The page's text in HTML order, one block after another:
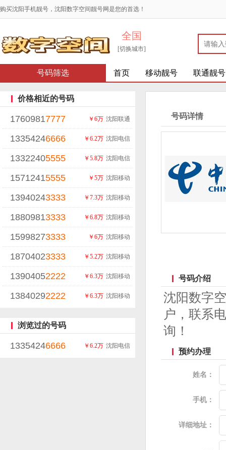
购买沈阳手机靓号，沈阳数字空间靓号网是您的首选！
全国
[切换城市]
号码筛选 首页 移动靓号 联通靓号
价格相近的号码
17609817777 沈阳联通
￥6万
13354246666 沈阳电信
￥6.2万
13322405555 沈阳电信
￥5.8万
15712415555 沈阳移动
￥5万
13940243333 沈阳移动
￥7.3万
18809813333 沈阳移动
￥6.8万
15998273333 沈阳移动
￥6万
18704023333 沈阳移动
￥5.2万
13904052222 沈阳移动
￥6.3万
13840292222 沈阳移动
￥6.3万
浏览过的号码
13354246666 沈阳电信
￥6.2万
号码详情
号码介绍
沈阳数字
户，联系
询！
预约办理
姓名：
手机：
详细地址：